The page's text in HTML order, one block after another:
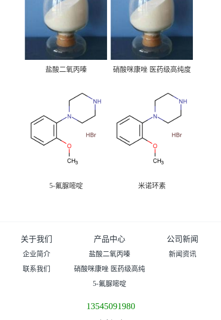
盐酸二氧丙嗪
硝酸咪康唑 医药级高纯度
5-氟脲嘧啶 米诺环素
关于我们
企业简介
联系我们
产品中心
盐酸二氧丙嗪
硝酸咪康唑 医药级高纯
度99%原粉
5-氟脲嘧啶
公司新闻
新闻资讯
13545091980